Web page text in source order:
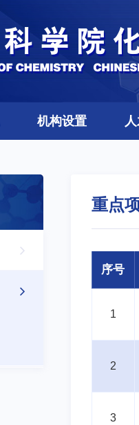
机构设置
重点
序号
1
2
3